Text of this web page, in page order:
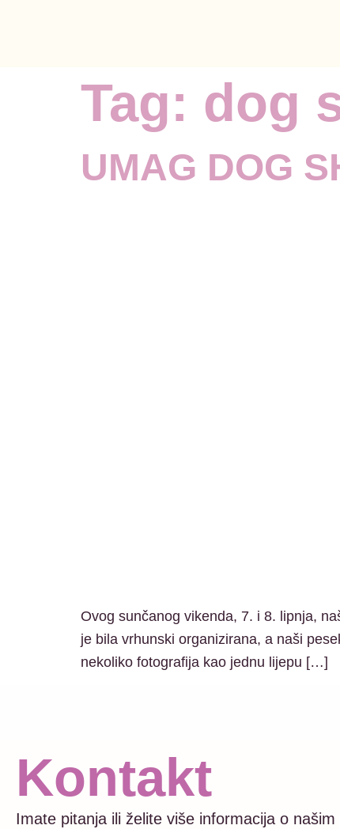
Tag: dog
UMAG DOG
Ovog sunčanog vikenda, 7. i 8. lipnja,
je bila vrhunski organizirana, a naši
nekoliko fotografija kao jednu lijepu […]
Kontakt
Imate pitanja ili želite više informacija o